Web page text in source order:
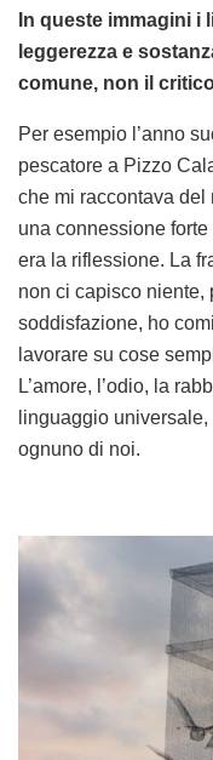
In queste immagini i
leggerezza e
comune, non il
Per esempio l’anno
pescatore a Pizzo
che mi raccontava del
una connessione
era la riflessione. La
non ci capisco niente,
soddisfazione, ho
lavorare su cose
L’amore, l’odio, la
linguaggio
ognuno di noi.